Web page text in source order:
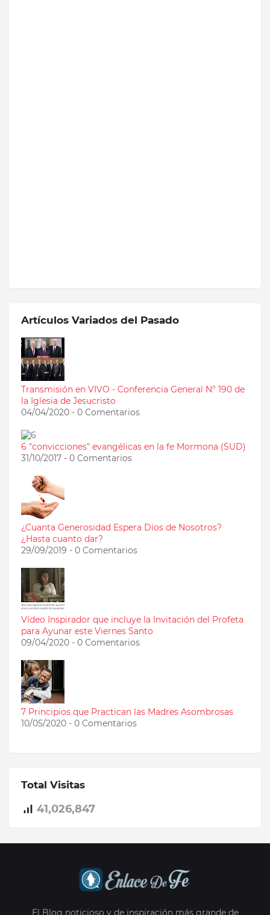
Artículos Variados del Pasado
Transmisión en VIVO - Conferencia General N° 190 de
la Iglesia de Jesucristo
04/04/2020 - 0 Comentarios
6 "convicciones" evangélicas en la fe Mormona (SUD)
31/10/2017 - 0 Comentarios
¿Cuanta Generosidad Espera Dios de Nosotros?
¿Hasta cuanto dar?
29/09/2019 - 0 Comentarios
Vídeo Inspirador que incluye la Invitación del Profeta
para Ayunar este Viernes Santo
09/04/2020 - 0 Comentarios
7 Principios que Practican las Madres Asombrosas
10/05/2020 - 0 Comentarios
Total Visitas
41,026,847
El Blog noticioso y de inspiración más grande de